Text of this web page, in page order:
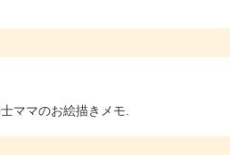
ママのお絵描きメモ.